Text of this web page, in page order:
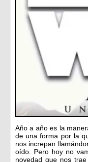
Año a año es la
de una forma por la
nos increpan
oído. Pero hoy no
novedad que nos